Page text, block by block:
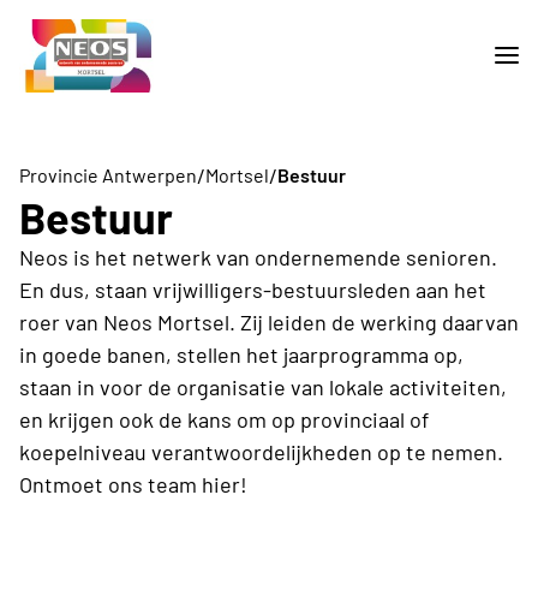
Provincie Antwerpen/Mortsel/Bestuur
Bestuur
Neos is het netwerk van ondernemende senioren.
En dus, staan vrijwilligers-bestuursleden aan het
roer van Neos Mortsel. Zij leiden de werking daarvan
in goede banen, stellen het jaarprogramma op,
staan in voor de organisatie van lokale activiteiten,
en krijgen ook de kans om op provinciaal of
koepelniveau verantwoordelijkheden op te nemen.
Ontmoet ons team hier!